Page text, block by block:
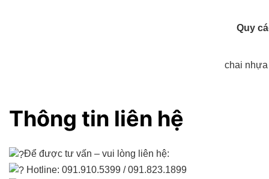
Quy
chai
Thông tin liên hệ
Để được tư vấn – vui lòng liên hệ:
Hotline: 091.910.5399 / 091.823.1899